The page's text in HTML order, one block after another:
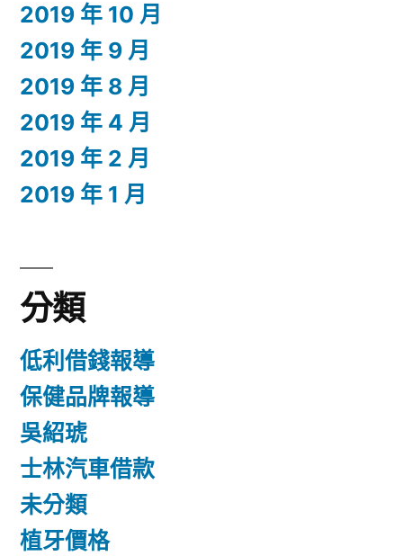
2019 年 10 月
2019 年 9 月
2019 年 8 月
2019 年 4 月
2019 年 2 月
2019 年 1 月
分類
低利借錢報導
保健品牌報導
吳紹琥
士林汽車借款
未分類
植牙價格